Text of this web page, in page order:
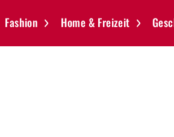
Fashion Home & Freizeit